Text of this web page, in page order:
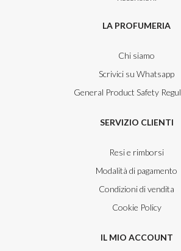
LA PROFUMERIA
Chi siamo
Scrivici su Whatsapp
General Product Safety
SERVIZIO CLIENTI
Resi e rimborsi
Modalità di pagamento
Condizioni di vendita
Cookie Policy
IL MIO ACCOUNT